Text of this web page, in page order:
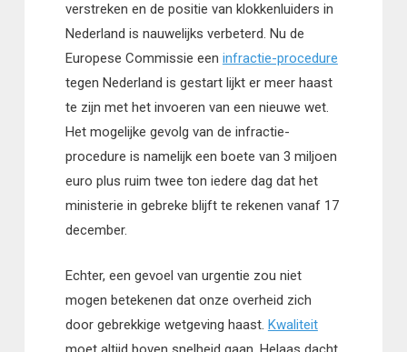
verstreken en de positie van klokkenluiders in
Nederland is nauwelijks verbeterd. Nu de
Europese Commissie een infractie-procedure
tegen Nederland is gestart lijkt er meer haast
te zijn met het invoeren van een nieuwe wet.
Het mogelijke gevolg van de infractie-
procedure is namelijk een boete van 3 miljoen
euro plus ruim twee ton iedere dag dat het
ministerie in gebreke blijft te rekenen vanaf 17
december.
Echter, een gevoel van urgentie zou niet
mogen betekenen dat onze overheid zich
door gebrekkige wetgeving haast. Kwaliteit